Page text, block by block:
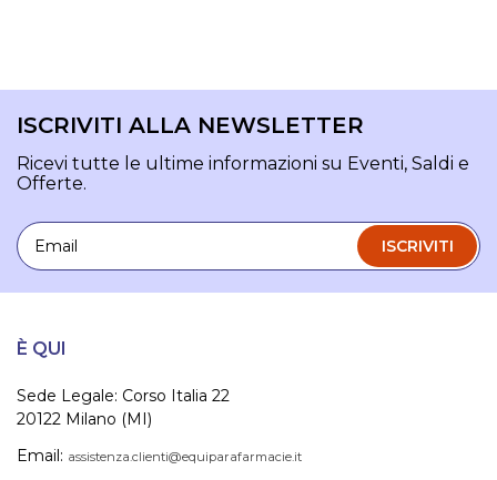
ISCRIVITI ALLA NEWSLETTER
Ricevi tutte le ultime informazioni su Eventi, Saldi e
Offerte.
Email
ISCRIVITI
È QUI
Sede Legale: Corso Italia 22
20122 Milano (MI)
Email: assistenza.clienti@equiparafarmacie.it